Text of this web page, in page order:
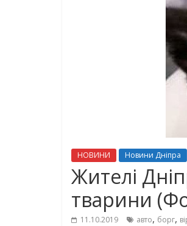
НОВИНИ Новини Дніпра
Жителі
тварини
11.10.2019 авто, борг,